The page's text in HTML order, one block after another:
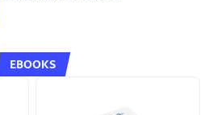
EBOOKS